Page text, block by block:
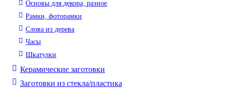
Основы для декора, разное
Рамки, фоторамки
Слова из дерева
Часы
Шкатулки
Керамические заготовки
Заготовки из стекла/пластика